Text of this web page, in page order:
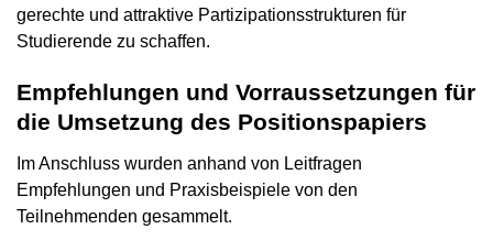
gerechte und attraktive Partizipationsstrukturen für
Studierende zu schaffen.
Empfehlungen und Vorraussetzungen für
die Umsetzung des Positionspapiers
Im Anschluss wurden anhand von Leitfragen
Empfehlungen und Praxisbeispiele von den
Teilnehmenden gesammelt.